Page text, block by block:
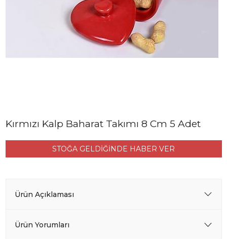
Kırmızı Kalp Baharat Takımı 8 Cm 5 Adet
STOĞA GELDİĞİNDE HABER VER
Ürün Açıklaması
Ürün Yorumları